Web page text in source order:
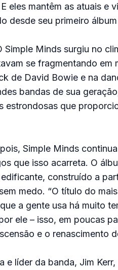
eles mantêm as atuais e
desde seu primeiro
Simple Minds surgiu no
se fragmentando em
de David Bowie e na
bandas de sua
estrondosas que
Simple Minds
que isso acarreta. O
construído a
medo. “O título do
a gente usa há muito
ele – isso, em poucas
e o renascimento
e líder da banda, Jim